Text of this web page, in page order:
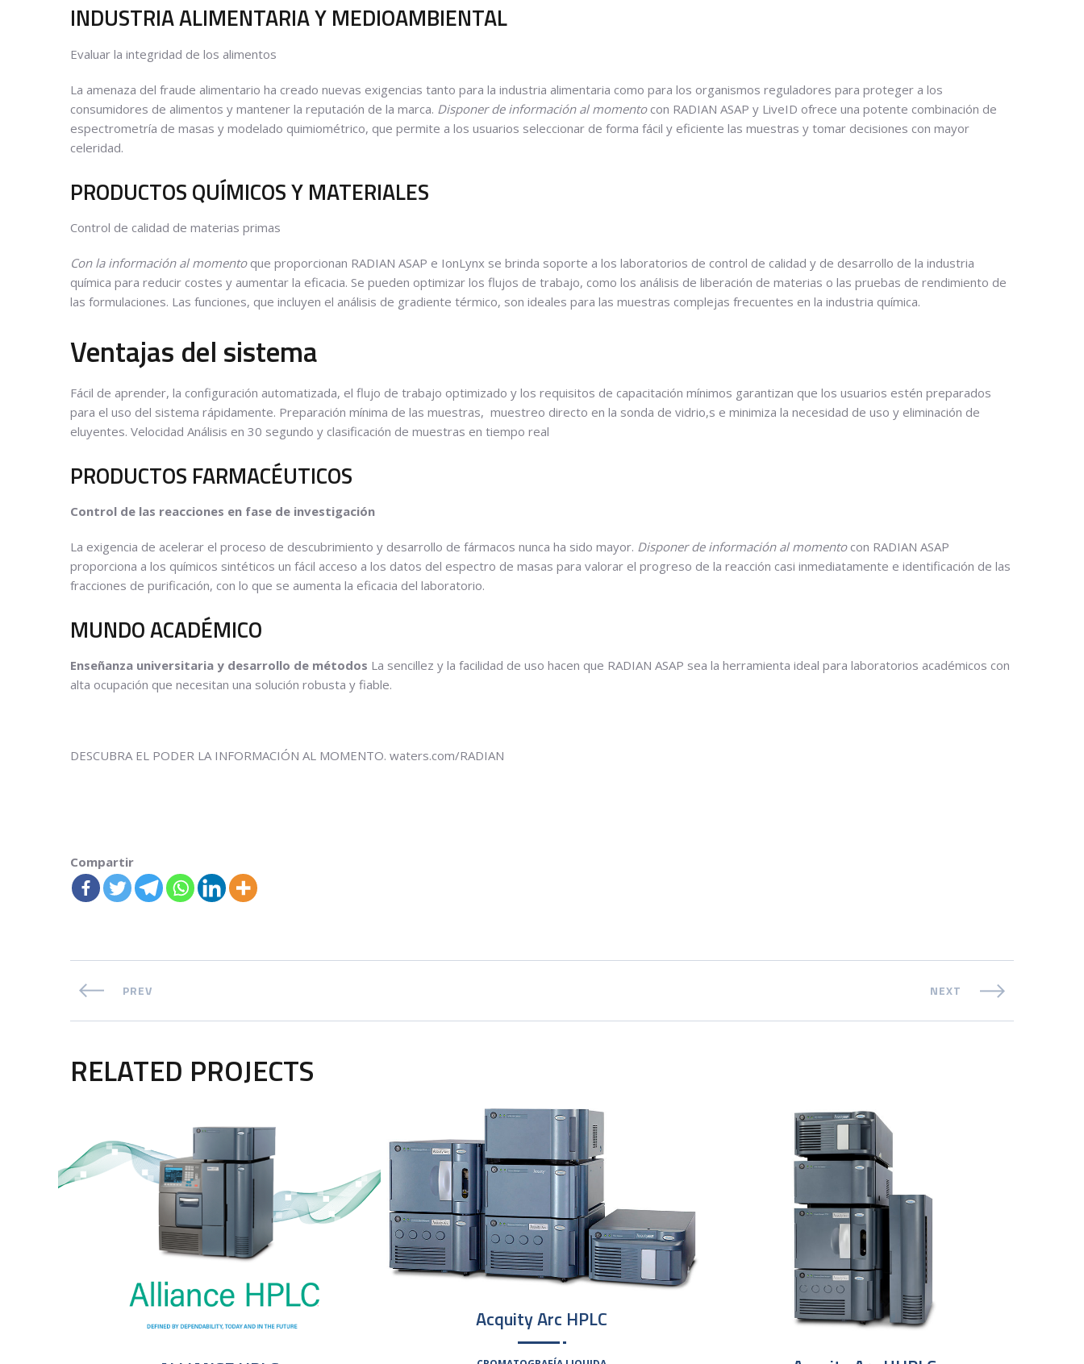
INDUSTRIA ALIMENTARIA Y MEDIOAMBIENTAL
Evaluar la integridad de los alimentos
La amenaza del fraude alimentario ha creado nuevas exigencias tanto para la industria alimentaria como para los organismos reguladores para proteger a los
consumidores de alimentos y mantener la reputación de la marca. Disponer de información al momento con RADIAN ASAP y LiveID ofrece una potente combinación de
espectrometría de masas y modelado quimiométrico, que permite a los usuarios seleccionar de forma fácil y eficiente las muestras y tomar decisiones con mayor
celeridad.
PRODUCTOS QUÍMICOS Y MATERIALES
Control de calidad de materias primas
Con la información al momento que proporcionan RADIAN ASAP e IonLynx se brinda soporte a los laboratorios de control de calidad y de desarrollo de la industria
química para reducir costes y aumentar la eficacia. Se pueden optimizar los flujos de trabajo, como los análisis de liberación de materias o las pruebas de rendimiento de
las formulaciones. Las funciones, que incluyen el análisis de gradiente térmico, son ideales para las muestras complejas frecuentes en la industria química.
Ventajas del sistema
Fácil de aprender, la configuración automatizada, el flujo de trabajo optimizado y los requisitos de capacitación mínimos garantizan que los usuarios estén preparados
para el uso del sistema rápidamente. Preparación mínima de las muestras, muestreo directo en la sonda de vidrio,s e minimiza la necesidad de uso y eliminación de
eluyentes. Velocidad Análisis en 30 segundo y clasificación de muestras en tiempo real
PRODUCTOS FARMACÉUTICOS
Control de las reacciones en fase de investigación
La exigencia de acelerar el proceso de descubrimiento y desarrollo de fármacos nunca ha sido mayor. Disponerde información al momento con RADIAN ASAP
proporciona a los químicos sintéticos un fácil acceso a los datos del espectro de masas para valorar el progreso de la reacción casi inmediatamente e identificación de las
fracciones de purificación, con lo que se aumenta la eficacia del laboratorio.
MUNDO ACADÉMICO
Enseñanza universitaria y desarrollo de métodos La sencillez y la facilidad de uso hacen que RADIAN ASAP sea la herramienta ideal para laboratorios académicos con
alta ocupación que necesitan una solución robusta y fiable.
DESCUBRA EL PODER LA INFORMACIÓN AL MOMENTO. waters.com/RADIAN
Compartir
PREV NEXT
RELATED PROJECTS
Acquity Arc HPLC